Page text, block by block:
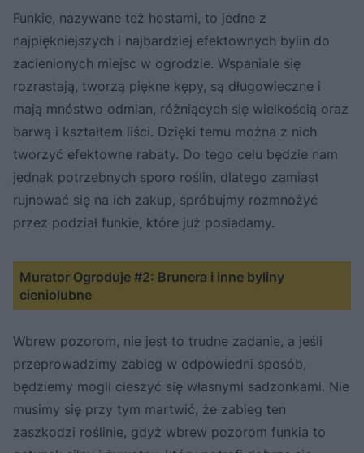
Funkie, nazywane też hostami, to jedne z
najpiękniejszych i najbardziej efektownych bylin do
zacienionych miejsc w ogrodzie. Wspaniale się
rozrastają, tworzą piękne kępy, są długowieczne i
mają mnóstwo odmian, różniących się wielkością oraz
barwą i kształtem liści. Dzięki temu można z nich
tworzyć efektowne rabaty. Do tego celu będzie nam
jednak potrzebnych sporo roślin, dlatego zamiast
rujnować się na ich zakup, spróbujmy rozmnożyć
przez podział funkie, które już posiadamy.
Murator Ogroduje #2: Brunera i inne byliny
cieniolubne
Wbrew pozorom, nie jest to trudne zadanie, a jeśli
przeprowadzimy zabieg w odpowiedni sposób,
będziemy mogli cieszyć się własnymi sadzonkami. Nie
musimy się przy tym martwić, że zabieg ten
zaszkodzi roślinie, gdyż wbrew pozorom funkia to